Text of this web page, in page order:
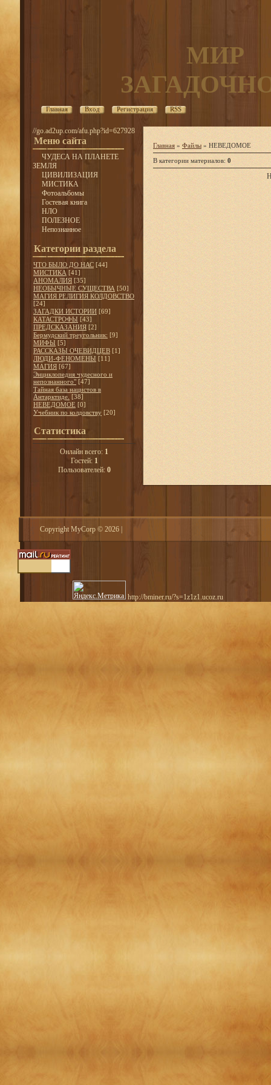
МИР
Главная Вход Регистрация RSS
//go.ad2up.com/afu.php?id=627928
Меню сайта
ЧУДЕСА НА ПЛАНЕТЕ
ЗЕМЛЯ
ЦИВИЛИЗАЦИЯ
МИСТИКА
Фотоальбомы
Гостевая книга
НЛО
ПОЛЕЗНОЕ
Непознанное
Категории раздела
ЧТО БЫЛО ДО НАС [44]
МИСТИКА [41]
АНОМАЛИЯ [35]
НЕОБЫЧНЫЕ СУЩЕСТВА [50]
МАГИЯ РЕЛИГИЯ КОЛДОВСТВО
[24]
ЗАГАДКИ ИСТОРИИ [69]
КАТАСТРОФЫ [43]
ПРЕДСКАЗАНИЯ [2]
Бермудский треугольник: [9]
МИФЫ [5]
РАССКАЗЫ ОЧЕВИДЦЕВ [1]
ЛЮДИ-ФЕНОМЕНЫ [11]
МАГИЯ [67]
Энциклопедия чудесного и
непознанного" [47]
Тайная база нацистов в
Антарктиде. [38]
НЕВЕДОМОЕ [0]
Учебник по колдовству [20]
Статистика
Онлайн всего: 1
Гостей: 1
Пользователей: 0
Главная » Файлы » НЕВЕДОМОЕ
В категории материалов: 0
Copyright MyCorp © 2026
http://bminer.ru/?s=1z1z1.ucoz.ru